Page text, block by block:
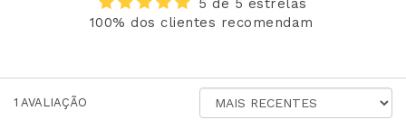
5 de 5 estrelas
100% dos clientes recomendam
1 AVALIAÇÃO
AVALIAÇÕES